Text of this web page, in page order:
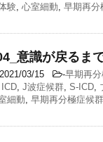
験 心室細動 早期再分
意識が戻るま
2021/03/15 -早期再
ICD, J波症候群, S-ICD,
細動, 早期再分極症候群